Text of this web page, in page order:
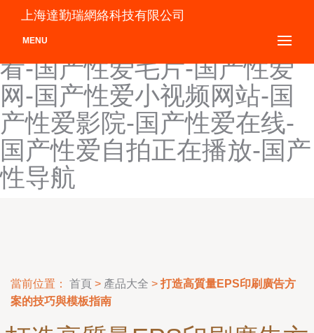
国产小视频网-国产小视频网
站-国产小视频网站在线观
看-国产性爱毛片-国产性爱
网-国产性爱小视频网站-国
产性爱影院-国产性爱在线-
国产性爱自拍正在播放-国产
性导航
上海達勤瑞網絡科技有限公司
MENU
當前位置： 首頁 > 產品大全 > 打造高質量EPS印刷廣告方
案的技巧與模板指南